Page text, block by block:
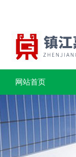
网站首页